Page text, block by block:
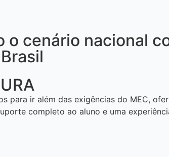
o cenário nacional
para ir além das exigências do MEC,
completo ao aluno e uma